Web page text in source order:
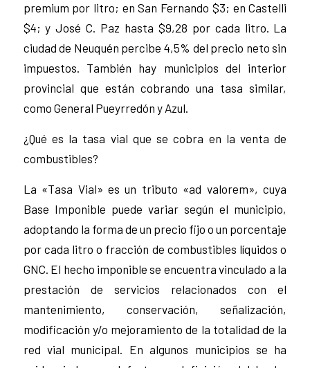
premium por litro; en San Fernando $3; en Castelli
$4; y José C. Paz hasta $9,28 por cada litro. La
ciudad de Neuquén percibe 4,5% del precio neto sin
impuestos. También hay municipios del interior
provincial que están cobrando una tasa similar,
como General Pueyrredón y Azul.
¿Qué es la tasa vial que se cobra en la venta de
combustibles?
La «Tasa Vial» es un tributo «ad valorem», cuya
Base Imponible puede variar según el municipio,
adoptando la forma de un precio fijo o un porcentaje
por cada litro o fracción de combustibles líquidos o
GNC. El hecho imponible se encuentra vinculado a la
prestación de servicios relacionados con el
mantenimiento, conservación, señalización,
modificación y/o mejoramiento de la totalidad de la
red vial municipal. En algunos municipios se ha